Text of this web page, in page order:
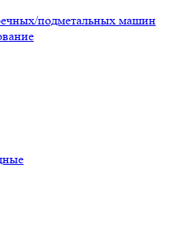
подметальных машин